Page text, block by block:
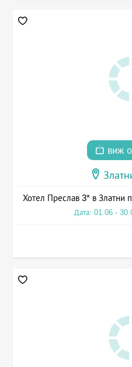
виж
Хотел Преслав 3* в Златни
Дата: 01.06 -